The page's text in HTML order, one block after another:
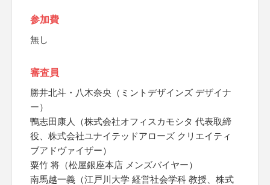
参加費
無し
審査員
勝井北斗・八木奈央（ミントデザインズ デザイナ
ー）
鴨志田康人（株式会社オフィスカモシタ 代表取締
役、株式会社ユナイテッドアローズ クリエイティ
ブアドヴァイザー）
粟竹 将（松屋銀座本店 メンズバイヤー）
南馬越一義（江戸川大学 経営社会学科 教授、株式